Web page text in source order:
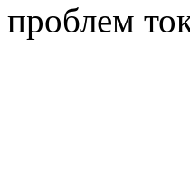
проблем